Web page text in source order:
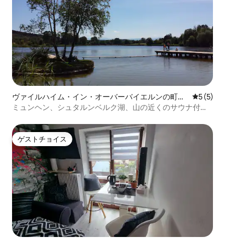
ヴァイルハイム・イン・オーバーバイエルンの町
家・長屋
レビュー
5 (5)
ミュンヘン、シュタルンベルク湖、山の近くのサウナ付き
ゲストチョイス
ゲストチョイス